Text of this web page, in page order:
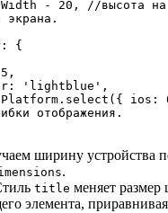
экрана.
{
'lightblue',
отображения.
ширину устройства
.
title меняет
элемента,